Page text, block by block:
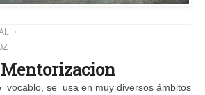
se usa en muy diversos ámbitos